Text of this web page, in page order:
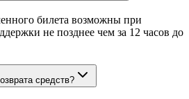
билета возможны при
не позднее чем за 12 часов до
средств?